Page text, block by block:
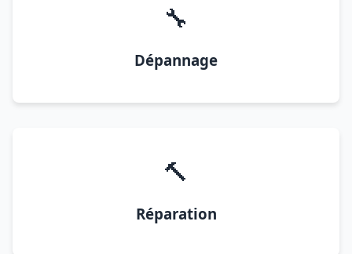
🔧
Dépannage
🔨
Réparation